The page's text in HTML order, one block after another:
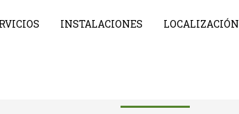
INSTALACIONES LOCALIZACIÓN